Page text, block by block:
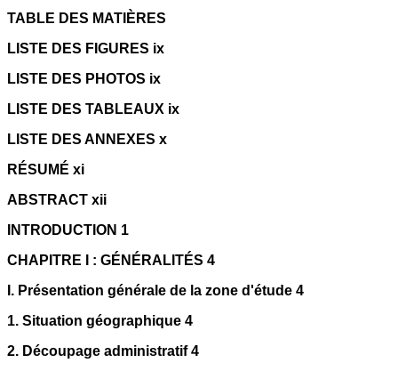
TABLE DES MATIÈRES
LISTE DES FIGURES ix
LISTE DES PHOTOS ix
LISTE DES TABLEAUX ix
LISTE DES ANNEXES x
RÉSUMÉ xi
ABSTRACT xii
INTRODUCTION 1
CHAPITRE I : GÉNÉRALITÉS 4
I. Présentation générale de la zone d'étude 4
1. Situation géographique 4
2. Découpage administratif 4